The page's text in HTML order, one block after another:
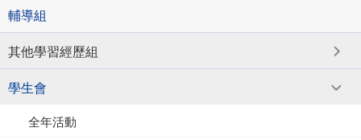
輔導組
其他學習經歷組
學生會
全年活動